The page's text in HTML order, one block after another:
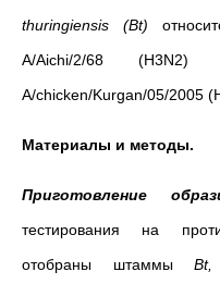
thuringiensis (Bt)
A/Aichi/2/68
A/chicken/Kurgan/05/2005
Материалы и методы.
Приготовление
тестирования на
отобраны штаммы